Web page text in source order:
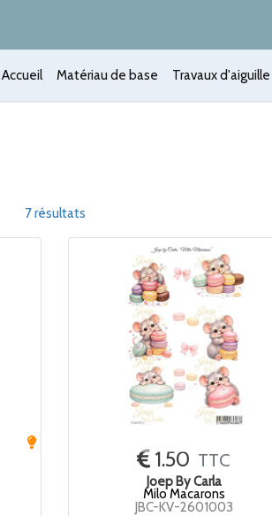
Accueil Matériau de base Travaux d'aiguille
7 résultats
1.50 TTC
Joep By Carla
Milo Macarons
JBC-KV-2601003